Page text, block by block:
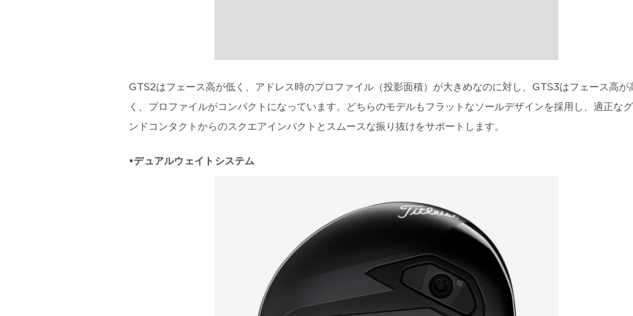
GTS2はフェース高が低く、アドレス時のプロファイル（投影面積）が大きめなのに対し、GTS3はフェース高が
く、プロファイルがコンパクトになっています。どちらのモデルもフラットなソールデザインを採用し、適正な
ンドコンタクトからのスクエアインパクトとスムースな振り抜けをサポートします。
•デュアルウェイトシステム